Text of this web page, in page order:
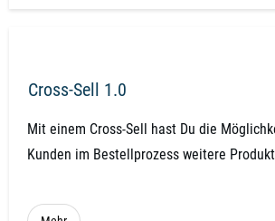
Cross-Sell 1.0
Mit einem Cross-Sell hast Du die
Kunden im Bestellprozess weitere